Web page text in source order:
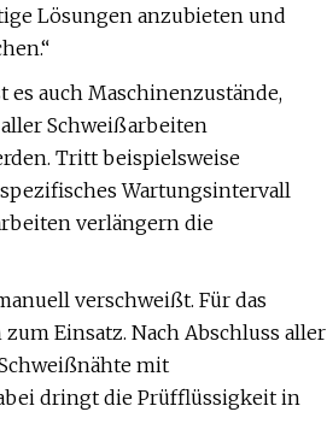
Lösungen anzubieten und
es auch Maschinenzustände,
Schweißarbeiten
Tritt beispielsweise
Wartungsintervall
verlängern die
verschweißt. Für das
Einsatz. Nach Abschluss aller
mit
dringt die Prüfflüssigkeit in